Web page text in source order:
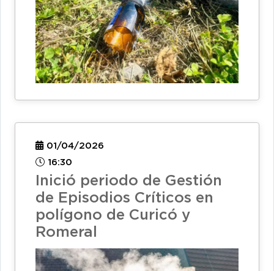
01/04/2026
16:30
Inició periodo de Gestión
de Episodios Críticos en
polígono de Curicó y
Romeral